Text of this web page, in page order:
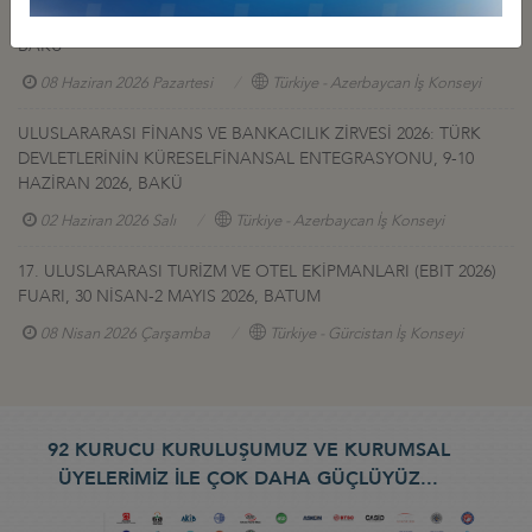
YEREL FİRMALARIN TANITIM SERGİSİ, 17-20 HAZİRAN 2026,
BAKÜ
08 Haziran 2026 Pazartesi Türkiye - Azerbaycan İş Konseyi
ULUSLARARASI FİNANS VE BANKACILIK ZİRVESİ 2026: TÜRK
DEVLETLERİNİN KÜRESELFİNANSAL ENTEGRASYONU, 9-10
HAZİRAN 2026, BAKÜ
02 Haziran 2026 Salı Türkiye - Azerbaycan İş Konseyi
17. ULUSLARARASI TURİZM VE OTEL EKİPMANLARI (EBIT 2026)
FUARI, 30 NİSAN-2 MAYIS 2026, BATUM
08 Nisan 2026 Çarşamba Türkiye - Gürcistan İş Konseyi
92 KURUCU KURULUŞUMUZ VE KURUMSAL
ÜYELERİMİZ İLE ÇOK DAHA GÜÇLÜYÜZ...